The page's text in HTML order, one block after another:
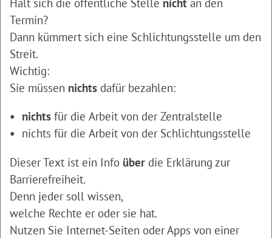
Termin?
Dann kümmert sich eine Schlichtungsstelle um den
Streit.
Wichtig:
Sie müssen nichts dafür bezahlen:
nichts für die Arbeit von der Zentralstelle
nichts für die Arbeit von der Schlichtungsstelle
Dieser Text ist ein Info über die Erklärung zur
Barrierefreiheit.
Denn jeder soll wissen,
welche Rechte er oder sie hat.
Nutzen Sie Internet-Seiten oder Apps von einer